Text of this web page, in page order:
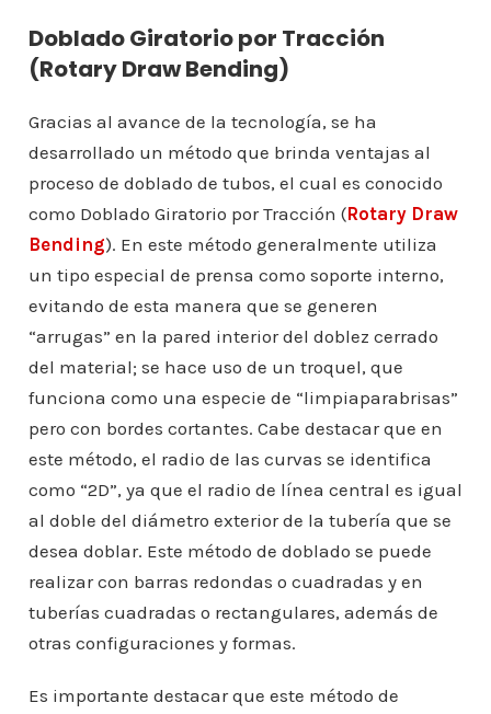
Doblado Giratorio por Tracción
(Rotary Draw Bending)
Gracias al avance de la tecnología, se ha
desarrollado un método que brinda ventajas al
proceso de doblado de tubos, el cual es conocido
como Doblado Giratorio por Tracción (Rotary Draw
Bending). En este método generalmente utiliza
un tipo especial de prensa como soporte interno,
evitando de esta manera que se generen
“arrugas” en la pared interior del doblez cerrado
del material; se hace uso de un troquel, que
funciona como una especie de “limpiaparabrisas”
pero con bordes cortantes. Cabe destacar que en
este método, el radio de las curvas se identifica
como “2D”, ya que el radio de línea central es igual
al doble del diámetro exterior de la tubería que se
desea doblar. Este método de doblado se puede
realizar con barras redondas o cuadradas y en
tuberías cuadradas o rectangulares, además de
otras configuraciones y formas.
Es importante destacar que este método de